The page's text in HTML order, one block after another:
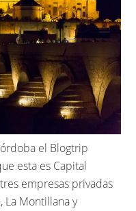
el Blogtrip
esta es Capital
empresas privadas
La Montillana y